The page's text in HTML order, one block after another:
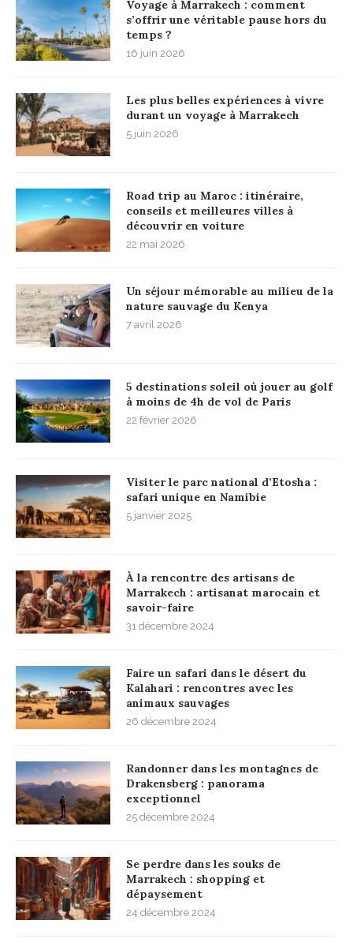
Voyage à Marrakech : comment
s’offrir une véritable pause hors du
temps ?
16 juin 2026
Les plus belles expériences à vivre
durant un voyage à Marrakech
5 juin 2026
Road trip au Maroc : itinéraire,
conseils et meilleures villes à
découvrir en voiture
22 mai 2026
Un séjour mémorable au milieu de la
nature sauvage du Kenya
7 avril 2026
5 destinations soleil où jouer au golf
à moins de 4h de vol de Paris
22 février 2026
Visiter le parc national d’Etosha :
safari unique en Namibie
5 janvier 2025
À la rencontre des artisans de
Marrakech : artisanat marocain et
savoir-faire
31 décembre 2024
Faire un safari dans le désert du
Kalahari : rencontres avec les
animaux sauvages
26 décembre 2024
Randonner dans les montagnes de
Drakensberg : panorama
exceptionnel
25 décembre 2024
Se perdre dans les souks de
Marrakech : shopping et
dépaysement
24 décembre 2024